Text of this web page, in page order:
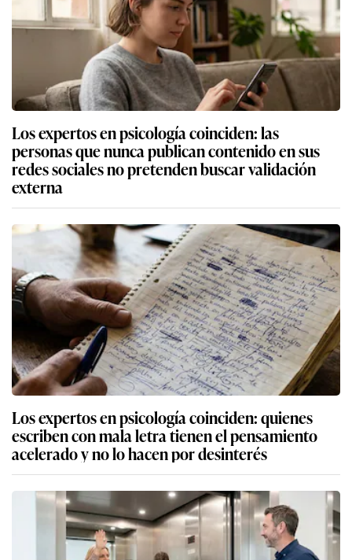
Los expertos en psicología coinciden: las
personas que nunca publican contenido en sus
redes sociales no pretenden buscar validación
externa
Los expertos en psicología coinciden: quienes
escriben con mala letra tienen el pensamiento
acelerado y no lo hacen por desinterés